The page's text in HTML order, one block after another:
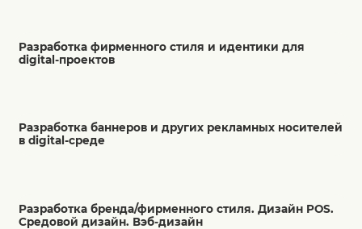
Разработка фирменного стиля и идентики для
digital-проектов
Разработка баннеров и других рекламных носителей
в digital-среде
Разработка бренда/фирменного стиля. Дизайн POS.
Средовой дизайн. Вэб-дизайн